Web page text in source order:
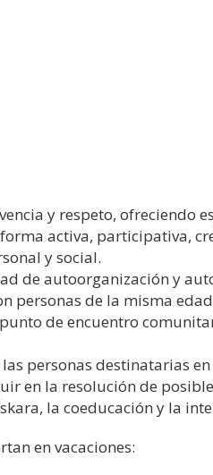
y respeto, ofreciendo
activa, participativa,
y social.
de autoorganización y
personas de la misma
de encuentro
personas destinatarias
en la resolución de
la coeducación y la
en vacaciones: